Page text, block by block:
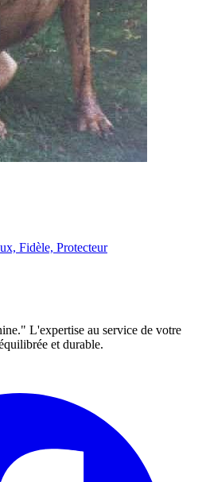
Fidèle, Protecteur
L'expertise au service de votre
et durable.